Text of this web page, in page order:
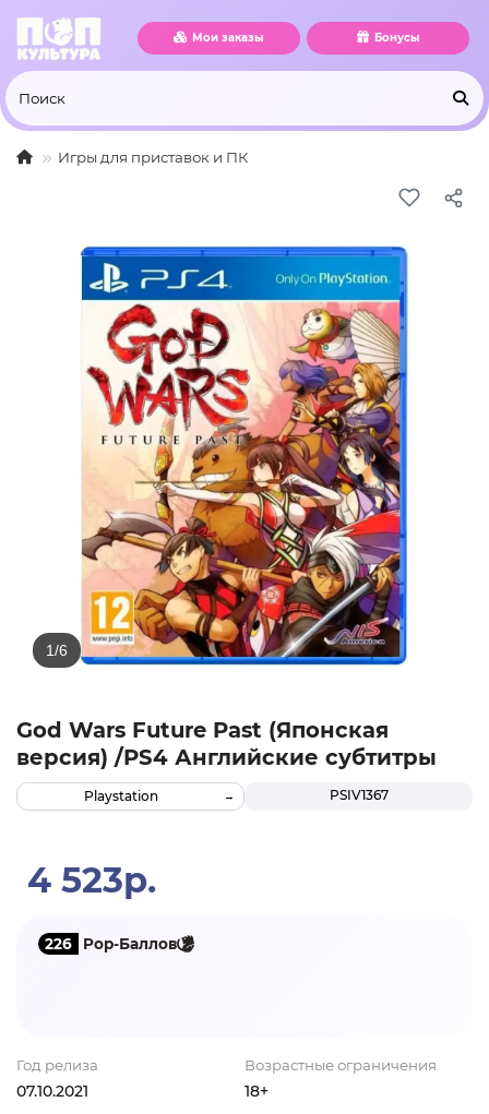
Мои заказы Бонусы
Игры для приставок и ПК
God Wars Future Past (Японская
версия) /PS4 Английские субтитры
PSIV1367
Playstation
4 523р.
226 Pop-Баллов
Год релиза
07.10.2021
Возрастные ограничения
18+